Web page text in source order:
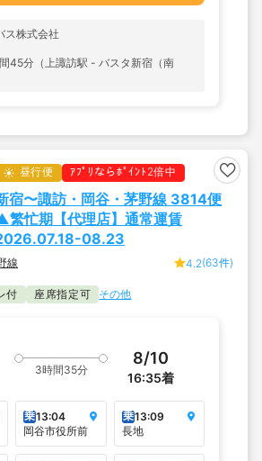
ス株式会社
45分（上諏訪駅 - バスタ新宿（南
昼行便 ｱﾌﾟﾘならﾎﾟｲﾝﾄ2倍中
宿〜諏訪・岡谷・茅野線 3814便
繁忙期【代理店】通常運賃
08.23
線 4.2(63件)
付 座席指定可 その他
3時間35分
8/10
16:35着
乗13:04
岡谷市役所前
乗13:09
長地